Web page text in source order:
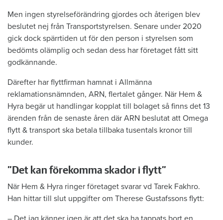
Men ingen styrelseförändring gjordes och återigen blev
beslutet nej från Transportstyrelsen. Senare under 2020
gick dock spärrtiden ut för den person i styrelsen som
bedömts olämplig och sedan dess har företaget fått sitt
godkännande.
Därefter har flyttfirman hamnat i Allmänna
reklamationsnämnden, ARN, flertalet gånger. När Hem &
Hyra begär ut handlingar kopplat till bolaget så finns det 13
ärenden från de senaste åren där ARN beslutat att Omega
flytt & transport ska betala tillbaka tusentals kronor till
kunder.
”Det kan förekomma skador i flytt”
När Hem & Hyra ringer företaget svarar vd Tarek Fakhro.
Han hittar till slut uppgifter om Therese Gustafssons flytt: